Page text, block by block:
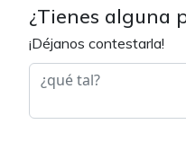
¿Tienes alguna
¡Déjanos contestarla!